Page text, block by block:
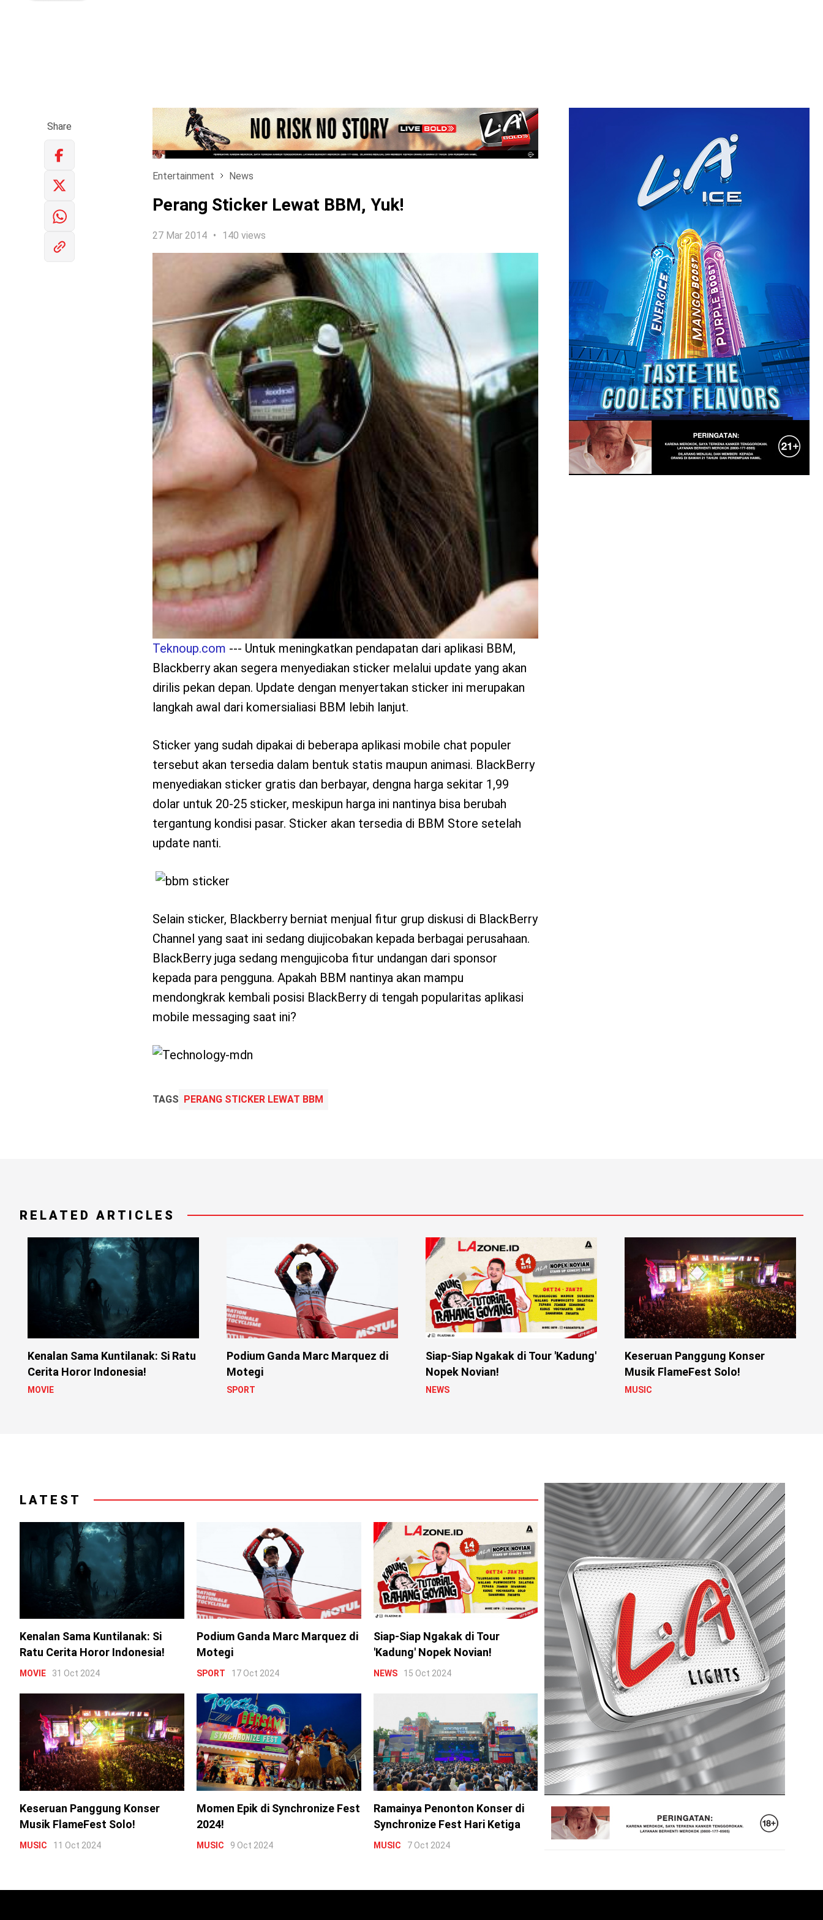
benefit
menarik
LOGIN
Share
Entertainment News
Perang Sticker Lewat BBM, Yuk!
27 Mar 2014 140 views
Teknoup.com --- Untuk meningkatkan pendapatan dari aplikasi BBM,
Blackberry akan segera menyediakan sticker melalui update yang akan
dirilis pekan depan. Update dengan menyertakan sticker ini merupakan
langkah awal dari komersialiasi BBM lebih lanjut.
Sticker yang sudah dipakai di beberapa aplikasi mobile chat populer
tersebut akan tersedia dalam bentuk statis maupun animasi. BlackBerry
menyediakan sticker gratis dan berbayar, dengna harga sekitar 1,99
dolar untuk 20-25 sticker, meskipun harga ini nantinya bisa berubah
tergantung kondisi pasar. Sticker akan tersedia di BBM Store setelah
update nanti.
Selain sticker, Blackberry berniat menjual fitur grup diskusi di BlackBerry
Channel yang saat ini sedang diujicobakan kepada berbagai perusahaan.
BlackBerry juga sedang mengujicoba fitur undangan dari sponsor
kepada para pengguna. Apakah BBM nantinya akan mampu
mendongkrak kembali posisi BlackBerry di tengah popularitas aplikasi
mobile messaging saat ini?
TAGS PERANG STICKER LEWAT BBM
RELATED ARTICLES
Kenalan Sama Kuntilanak: Si Ratu
Cerita Horor Indonesia!
MOVIE
Podium Ganda Marc Marquez di
Motegi
SPORT
Siap-Siap Ngakak di Tour 'Kadung'
Nopek Novian!
NEWS
Keseruan Panggung Konser
Musik FlameFest Solo!
MUSIC
LATEST
Kenalan Sama Kuntilanak: Si
Ratu Cerita Horor Indonesia!
MOVIE 31 Oct 2024
Podium Ganda Marc Marquez di
Motegi
SPORT 17 Oct 2024
Siap-Siap Ngakak di Tour
'Kadung' Nopek Novian!
NEWS 15 Oct 2024
Keseruan Panggung Konser
Musik FlameFest Solo!
MUSIC 11 Oct 2024
Momen Epik di Synchronize Fest
2024!
MUSIC 9 Oct 2024
Ramainya Penonton Konser di
Synchronize Fest Hari Ketiga
MUSIC 7 Oct 2024